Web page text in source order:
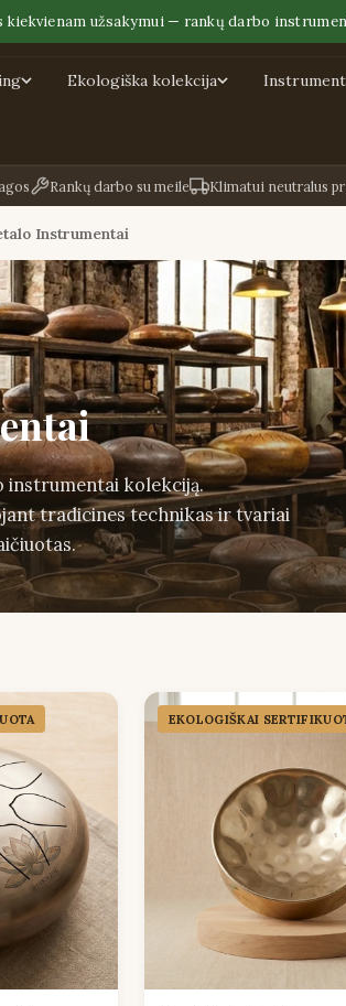
užsakymui — rankų darbo
Ekologiška kolekcija
Rankų darbo su meile Klimatui neutralus
Instrumentai
instrumentai kolekciją.
tradicines technikas ir tvariai
EKOLOGIŠKAI